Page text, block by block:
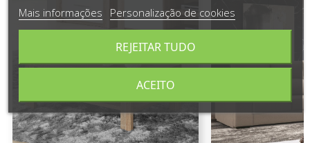
Mais informações Personalização de cookies
REJEITAR TUDO
ACEITO